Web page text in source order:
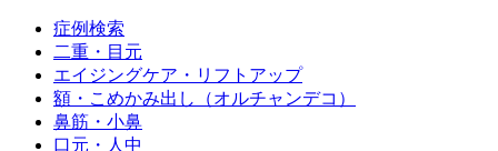
症例検索
二重・目元
エイジングケア・リフトアップ
額・こめかみ出し（オルチャンデコ）
鼻筋・小鼻
口元・人中